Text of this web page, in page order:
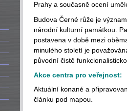
Prahy a současně ocení
Budova Černé růže je
národní kulturní památkou.
postavena v době mezi
minulého století je
původní čistě
Akce centra pro veřejnost:
Aktuální konané a
článku pod mapou.